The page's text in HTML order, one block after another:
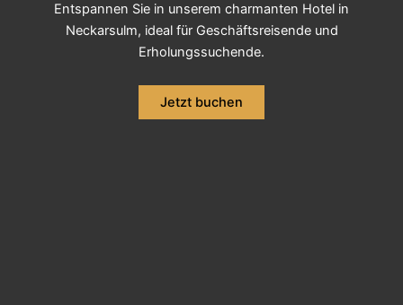
Entspannen Sie in unserem charmanten Hotel in
Neckarsulm, ideal für Geschäftsreisende und
Erholungssuchende.
Jetzt buchen